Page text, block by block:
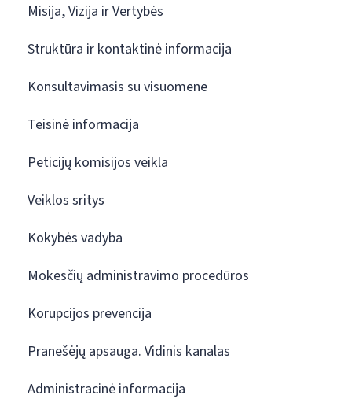
Misija, Vizija ir Vertybės
Struktūra ir kontaktinė informacija
Konsultavimasis su visuomene
Teisinė informacija
Peticijų komisijos veikla
Veiklos sritys
Kokybės vadyba
Mokesčių administravimo procedūros
Korupcijos prevencija
Pranešėjų apsauga. Vidinis kanalas
Administracinė informacija